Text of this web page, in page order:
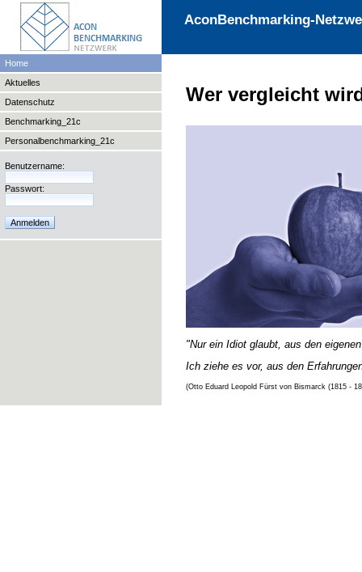
AconBenchmarking-
Home
Aktuelles
Datenschutz
Benchmarking_21c
Personalbenchmarking_21c
Benutzername:
Passwort:
Wer vergleicht
"Nur ein Idiot glaubt, aus den
Ich ziehe es vor, aus den
(Otto Eduard Leopold Fürst von Bismarck (1815 -